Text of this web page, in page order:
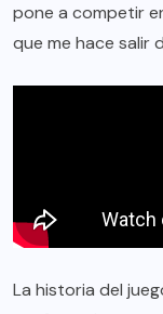
pone a competir
que me hace salir
La historia del